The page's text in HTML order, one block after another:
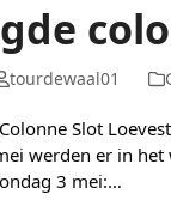
tourdewaal01
Slot
werden er in
3 mei:…